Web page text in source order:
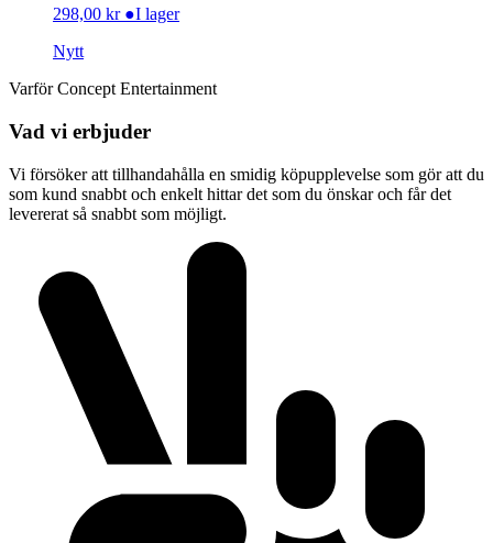
298,00 kr ●I lager
Nytt
Varför Concept Entertainment
Vad vi erbjuder
Vi försöker att tillhandahålla en smidig köpupplevelse som gör att du
som kund snabbt och enkelt hittar det som du önskar och får det
levererat så snabbt som möjligt.